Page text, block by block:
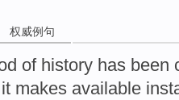
权威例句
of history has been
it makes available